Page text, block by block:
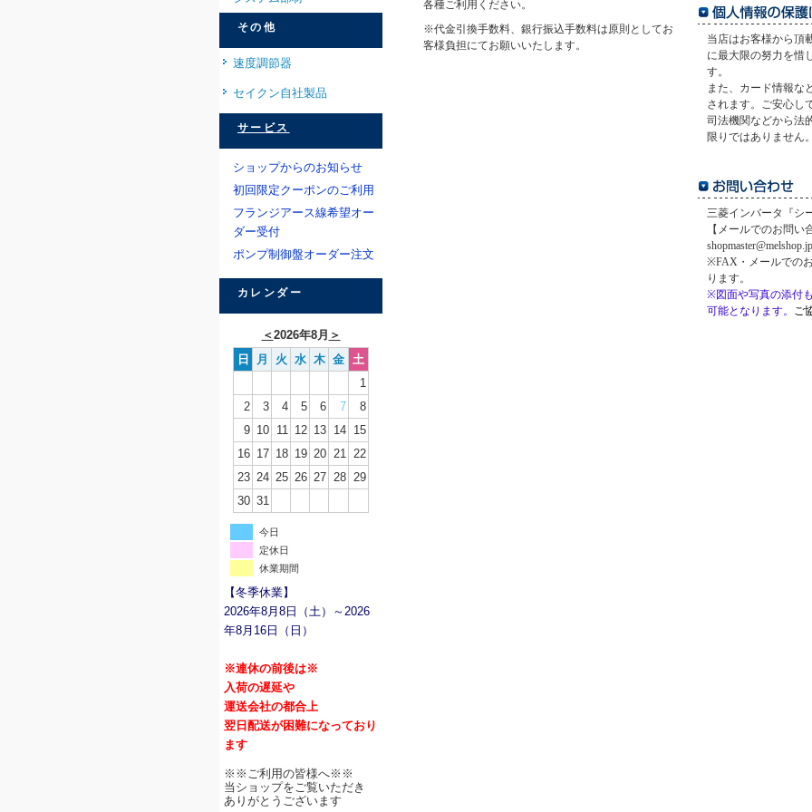
その他
速度調節器
セイクン自社製品
サービス
ショップからのお知らせ
初回限定クーポンのご利用
フランジアース線希望オー
ダー受付
ポンプ制御盤オーダー注文
カレンダー
＜2026年8月 ＞
日
月 火 水 木 金 土
1
2
3 4 5 6 7
8
9 10 11 12 13 14 15
16 17 18 19 20 21 22
23 24 25 26 27 28 29
30 31
今日
定休日
休業期間
【冬季休業】
2026年8月8日（土）～2026
年8月16日（日）
※連休の前後は※
入荷の遅延や
運送会社の都合上
翌日配送が困難になっており
ます
※※ご利用の皆様へ※※
当ショップをご覧いただき
ありがとうございます
各種ご利用ください。
※代金引換手数料、銀行振込手数料は原則としてお
客様負担にてお願いいたします。
当店はお客様から頂
に最大限の努力を惜
す。
また、カード情報な
されます。ご安心し
司法機関などから法
限りではありません
三菱インバータ『シ
【メールでのお問い
shopmaster@melshop.jp
※FAX・メールでの
ります。
※図面や写真の添付
可能となります。 ご